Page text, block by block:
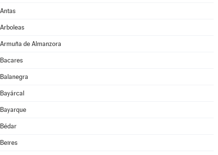
Antas
Arboleas
Armuña de Almanzora
Bacares
Balanegra
Bayárcal
Bayarque
Bédar
Beires